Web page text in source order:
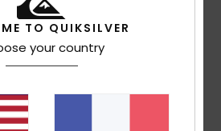
(Loi Agec)
TO QUIKSILVER
your country